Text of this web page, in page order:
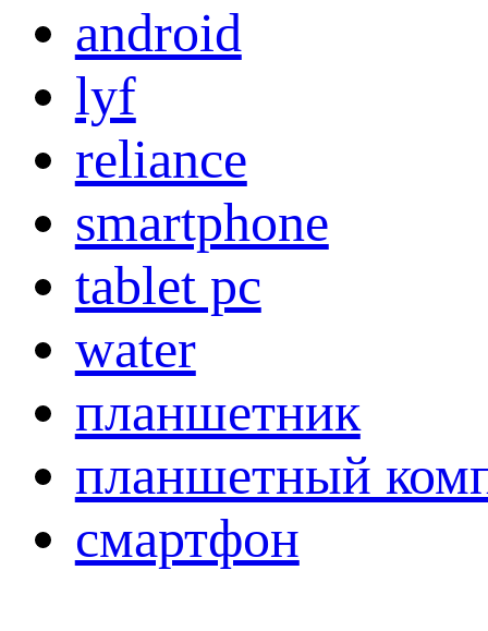
android
lyf
reliance
smartphone
tablet pc
water
планшетник
планшетный
смартфон